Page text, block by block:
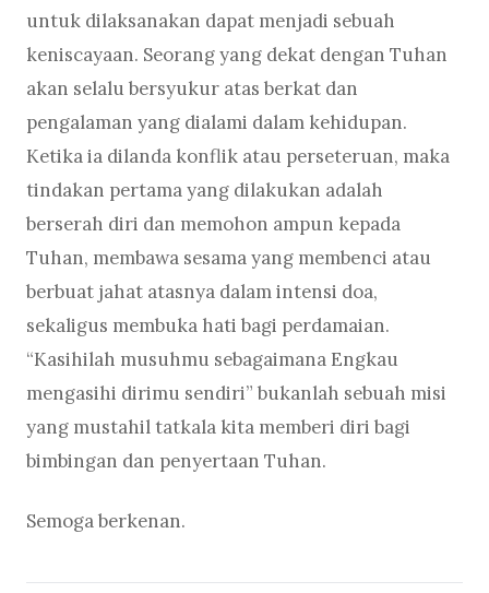
untuk dilaksanakan dapat menjadi sebuah
keniscayaan. Seorang yang dekat dengan Tuhan
akan selalu bersyukur atas berkat dan
pengalaman yang dialami dalam kehidupan.
Ketika ia dilanda konflik atau perseteruan, maka
tindakan pertama yang dilakukan adalah
berserah diri dan memohon ampun kepada
Tuhan, membawa sesama yang membenci atau
berbuat jahat atasnya dalam intensi doa,
sekaligus membuka hati bagi perdamaian.
“Kasihilah musuhmu sebagaimana Engkau
mengasihi dirimu sendiri” bukanlah sebuah misi
yang mustahil tatkala kita memberi diri bagi
bimbingan dan penyertaan Tuhan.
Semoga berkenan.